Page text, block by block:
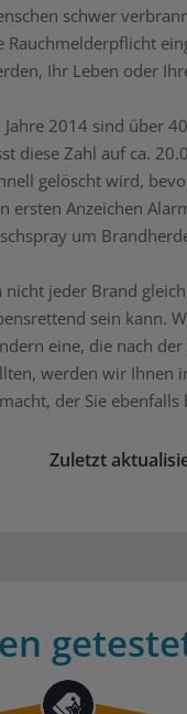
schwer
Rauchmelderpflicht
Ihr Leben oder
Jahre 2014 sind über
diese Zahl auf ca.
gelöscht wird,
ersten Anzeichen
um
nicht jeder Brand
sein kann.
eine, die nach
werden wir Ihnen
der Sie
Zuletzt